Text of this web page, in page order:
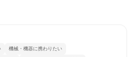
機械・機器に携わりたい